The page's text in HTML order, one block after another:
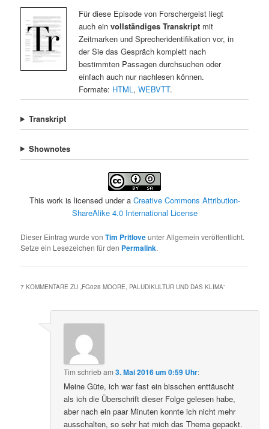
Für diese Episode von Forschergeist liegt
auch ein vollständiges Transkriptmit
Zeitmarken und Sprecheridentifikation vor, in
der Sie das Gespräch komplett nach
bestimmten Passagen durchsuchen oder
einfach auch nur nachlesen können.
Formate: HTML , WEBVTT.
Transkript
Shownotes
This work is licensed under a Creative Commons Attribution-
ShareAlike 4.0 International License
Dieser Eintrag wurde vonTim Pritloveunter Allgemein veröffentlicht.
Setze ein Lesezeichen für den Permalink.
7 KOMMENTARE ZU „FG028 MOORE, PALUDIKULTUR UND DAS KLIMA“
Tim schriebam3. Mai 2016 um 0:59 Uhr:
Meine Güte, ich war fast ein bisschen enttäuscht
als ich die Überschrift dieser Folge gelesen habe,
aber nach ein paar Minuten konnte ich nicht mehr
ausschalten, so sehr hat mich das Thema gepackt.